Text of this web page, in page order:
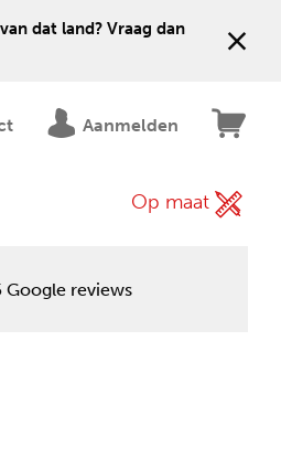
dat land? Vraag dan
Aanmelden
Op maat
Google reviews